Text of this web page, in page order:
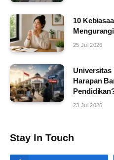
10
25 Jul 2026
Universitas
Harapan
23 Jul 2026
Stay In Touch